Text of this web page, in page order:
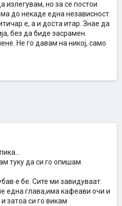
излегувам, но за се постои
до некаде една независност.
е, а и доста итар. Знае да
без да биде засрамен.
Не го давам на никој, само
туку да си го опишам.
е бе. Сите ми завидуваат.
една глава,има кафеави очи и
затоа си го викам